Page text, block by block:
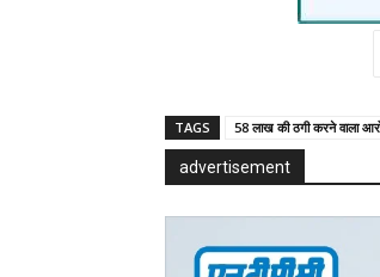
TAGS 58 लाख की ठगी करने वाला
advertisement